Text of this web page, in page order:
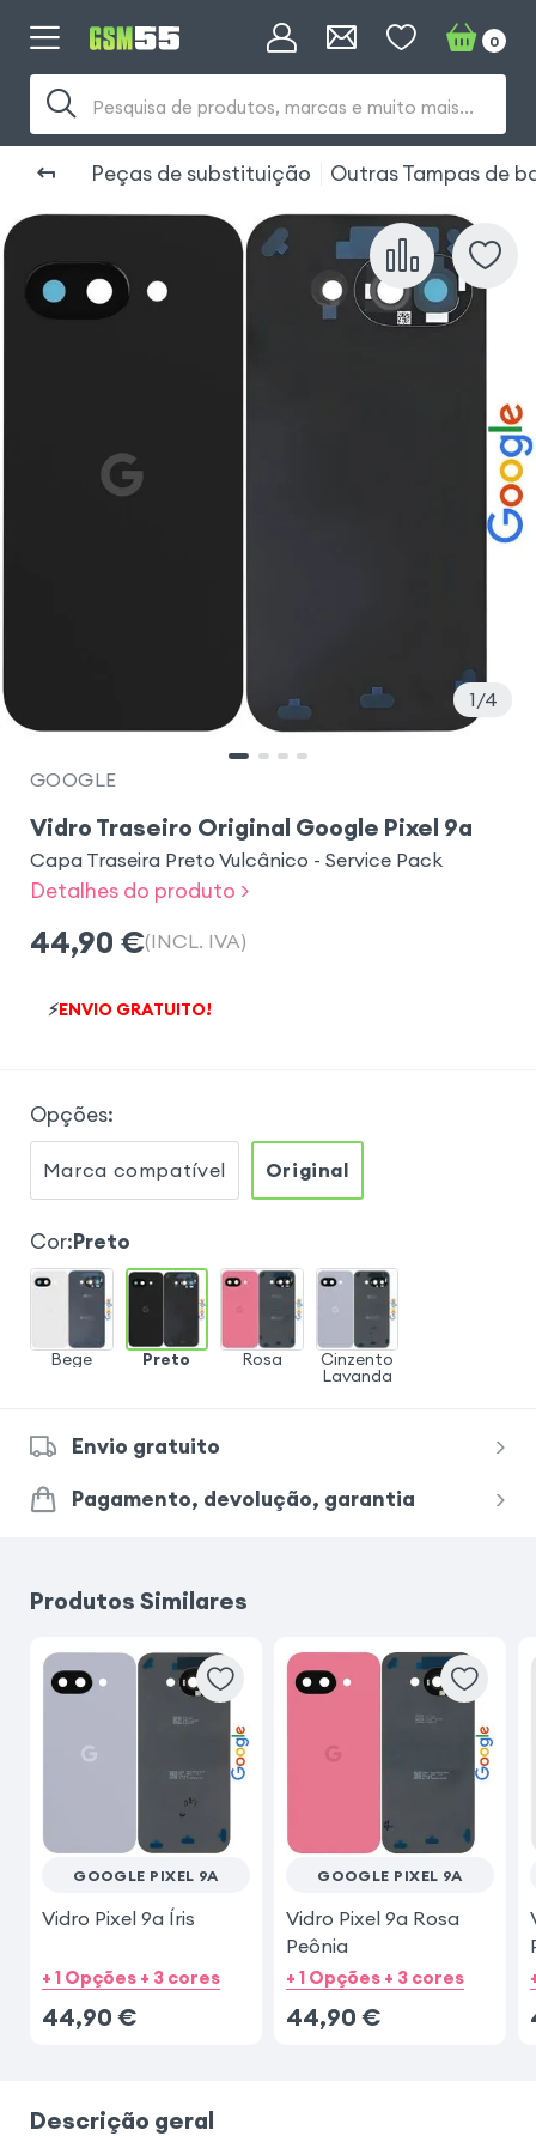
Pesquisa de produtos, marcas e muito mais...
0
Peças de substituição Outras Tampas de
1 4
GOOGLE
Vidro Traseiro Original Google Pixel 9a
Capa Traseira Preto Vulcânico - Service Pack
Detalhes do produto >
44,90 €(INCL. IVA)
⚡ENVIO GRATUITO!
Opções:
Marca compatível Original
Cor:Preto
Bege Preto Rosa Cinzento
Lavanda
Envio gratuito
Pagamento, devolução, garantia
Produtos Similares
GOOGLE PIXEL 9A
Vidro Pixel 9a Íris
+ 1 Opções + 3 cores
44,90 €
GOOGLE PIXEL 9A
Vidro Pixel 9a Rosa
Peônia
+ 1 Opções + 3 cores
44,90 €
Descrição geral